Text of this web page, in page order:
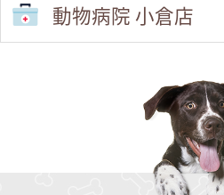
動物病院 小倉店